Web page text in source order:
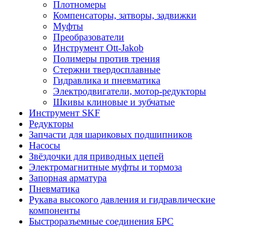
Плотномеры
Компенсаторы, затворы, задвижки
Муфты
Преобразователи
Инструмент Ott-Jakob
Полимеры против трения
Стержни твердосплавные
Гидравлика и пневматика
Электродвигатели, мотор-редукторы
Шкивы клиновые и зубчатые
Инструмент SKF
Редукторы
Запчасти для шариковых подшипников
Насосы
Звёздочки для приводных цепей
Электромагнитные муфты и тормоза
Запорная арматура
Пневматика
Рукава высокого давления и гидравлические
компоненты
Быстроразъемные соединения БРС